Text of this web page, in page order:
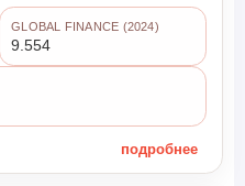
GLOBAL FINANCE (2024)
9.554
подробнее